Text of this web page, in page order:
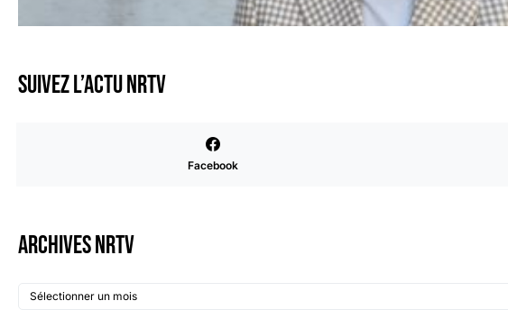
Suivez l’actu NRTV
Facebook
Archives NRTV